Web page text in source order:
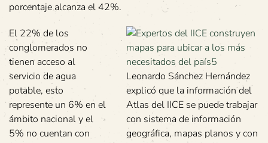
porcentaje alcanza el 42%.
Leonardo Sánchez Hernández
explicó que la información del
Atlas del IICE se puede trabajar
con sistema de información
geográfica, mapas planos y con
El 22% de los
conglomerados no
tienen acceso al
servicio de agua
potable, esto
represente un 6% en el
ámbito nacional y el
5% no cuentan con